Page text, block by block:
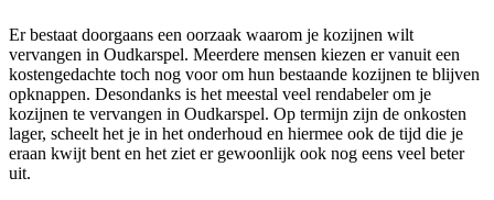
Er bestaat doorgaans een oorzaak waarom je kozijnen wilt
vervangen in Oudkarspel. Meerdere mensen kiezen er vanuit een
kostengedachte toch nog voor om hun bestaande kozijnen te blijven
opknappen. Desondanks is het meestal veel rendabeler om je
kozijnen te vervangen in Oudkarspel. Op termijn zijn de onkosten
lager, scheelt het je in het onderhoud en hiermee ook de tijd die je
eraan kwijt bent en het ziet er gewoonlijk ook nog eens veel beter
uit.